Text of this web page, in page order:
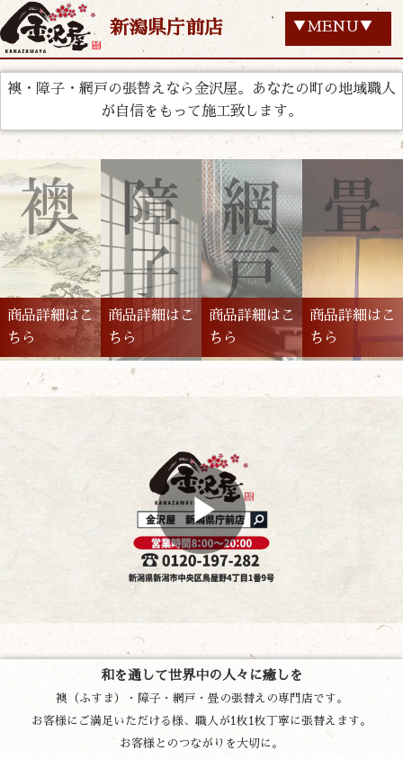
新潟県庁前店 ▼MENU▼
襖・障子・網戸の張替えなら金沢屋。あなたの町の地域職人
が自信をもって施工致します。
商品詳細はこ
ちら
商品詳細はこ
ちら
商品詳細はこ
ちら
商品詳細はこ
ちら
和を通して世界中の人々に癒しを
襖（ふすま）・障子・網戸・畳の張替えの専門店です。
お客様にご満足いただける様、職人が1枚1枚丁寧に張替えます。
お客様とのつながりを大切に。